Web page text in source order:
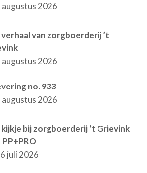
augustus 2026
van zorgboerderij ’t
augustus 2026
no. 933
augustus 2026
kijkje bij zorgboerderij ’t Grievink
juli 2026